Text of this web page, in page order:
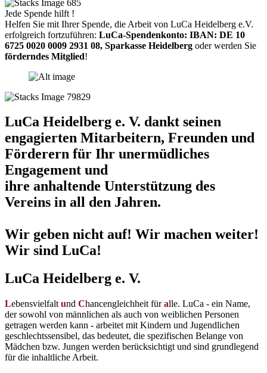
Jede Spende hilft !
Helfen Sie mit Ihrer Spende, die Arbeit von LuCa Heidelberg e.V.
erfolgreich fortzuführen: LuCa-Spendenkonto: IBAN: DE 10
6725 0020 0009 2931 08, Sparkasse Heidelberg oder werden Sie
förderndes Mitglied!
LuCa Heidelberg e. V. dankt seinen
engagierten Mitarbeitern, Freunden und
Förderern für Ihr unermüdliches
Engagement und
ihre anhaltende Unterstützung des
Vereins in all den Jahren.
Wir geben nicht auf! Wir machen weiter!
Wir sind LuCa!
LuCa Heidelberg e. V.
Lebensvielfalt und Chancengleichheit füralle. LuCa - ein Name,
der sowohl von männlichen als auch von weiblichen Personen
getragen werden kann - arbeitet mit Kindern und Jugendlichen
geschlechtssensibel, das bedeutet, die spezifischen Belange von
Mädchen bzw. Jungen werden berücksichtigt und sind grundlegend
für die inhaltliche Arbeit.